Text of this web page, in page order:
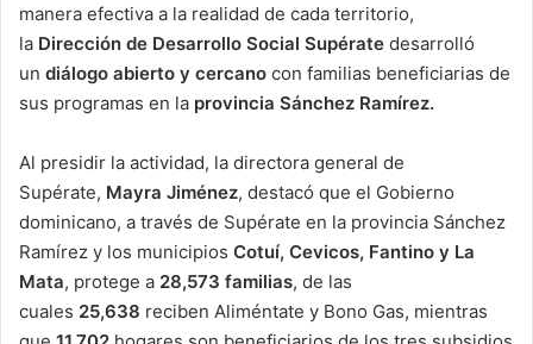
manera efectiva a la realidad de cada territorio,
la Dirección de Desarrollo Social Supérate desarrolló
un diálogo abierto y cercano con familias beneficiarias de
sus programas en la provincia Sánchez Ramírez.
Al presidir la actividad, la directora general de
Supérate, Mayra Jiménez, destacó que el Gobierno
dominicano, a través de Supérate en la provincia Sánchez
Ramírez y los municipios Cotuí, Cevicos, Fantino y La
Mata, protege a 28,573 familias, de las
cuales 25,638 reciben Aliméntate y Bono Gas, mientras